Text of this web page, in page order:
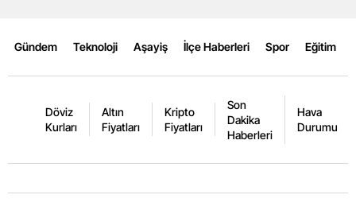
Gündem Teknoloji Aşayiş İlçe Haberleri Spor Eğitim
Döviz
Kurları
Altın
Fiyatları
Kripto
Fiyatları
Son
Dakika
Haberleri
Hava
Durumu